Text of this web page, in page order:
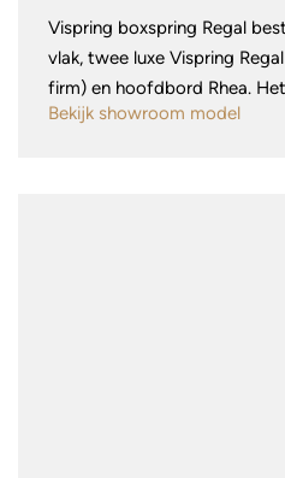
Vispring boxspring Regal
vlak, twee luxe Vispring
firm) en hoofdbord Rhea.
Bekijk showroom model